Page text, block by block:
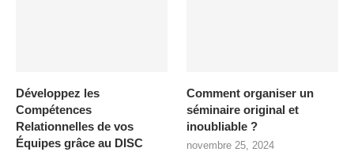
Développez les
Compétences
Relationnelles de vos
Équipes grâce au DISC
Comment organiser un
séminaire original et
inoubliable ?
novembre 25, 2024